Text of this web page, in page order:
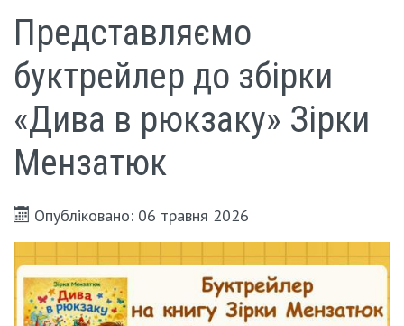
Представляємо
буктрейлер до збірки
«Дива в рюкзаку» Зірки
Мензатюк
Опубліковано: 06 травня 2026